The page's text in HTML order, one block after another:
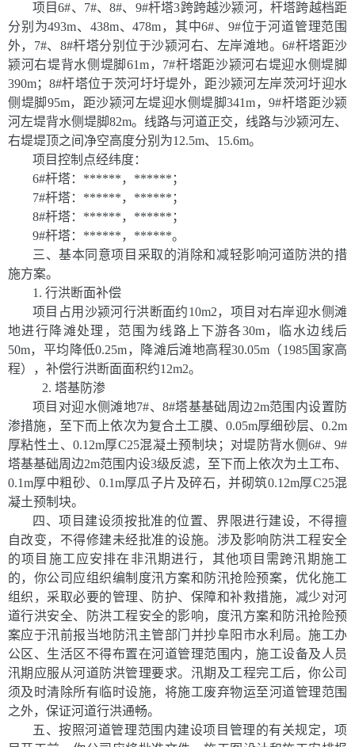
项目6#、7#、8#、9#杆塔3跨跨越沙颍河，杆塔跨越档距
分别为493m、438m、478m， 其中6#、9#位于河道管理范围
外， 7#、8#杆塔分别位于沙颍河右、左岸滩地。6#杆塔距沙
颍河右堤背水侧堤脚61m， 7#杆塔距沙颍河右堤迎水侧堤脚
390m； 8#杆塔位于茨河圩圩堤外，距沙颍河左岸茨河圩迎水
侧 堤脚95m， 距沙颍河左堤迎水侧堤脚341m，9#杆塔距沙颍
河左堤背水侧堤脚82m。线路与河道正交，线路与沙颍河左、
右堤堤顶之间 净空高度分别为12.5m、 15.6m。
项目控制点经纬度：
6#杆塔： ******， ****** ；
7#杆塔： ******， ****** ；
8#杆塔： ******， ****** ；
9#杆塔： ******， ******。
三 、基本同意项目采取的消除和减轻影响河道防洪的措
施方案。
1. 行洪断面补偿
项目占用沙颍河行洪断面约10m2，项目 对右岸迎水侧滩
地进行降滩处理， 范围为线路 上下游各30m，临水边线后
50m，平均降低0.25m，降滩后滩地高程30.05m（1985国家高
程）
， 补偿行洪断面面积约12m2。
2. 塔基防渗
项目对迎水侧滩地7#、8#塔基基础周边2m范围内设置 防
渗措施，至下而上依次为复合土工膜、 0.05m厚细砂层、0.2m
厚粘性土、 0.12m厚C25混凝土预制块 ；对堤防背水侧6#、9#
塔基基础周边2m范围内设3级反滤，至下而上依次为土工布、
0.1m厚中粗砂、 0.1m厚瓜子片及碎石，并砌筑0.12m厚C25混
凝土预制块。
四 、项目 建设须按批准的位置、界限进行建设，不得擅
自改变，不得修建未经批准的设施。涉及影响防洪工程安全
的项目施工应安排在非汛期进行，其他项目需跨汛期施工
的，你公司应组织编制度汛方案和防汛抢险预案，优化施工
组织，采取必要的管理、防护、保障和补救措施，减少对河
道行洪安全、防洪工程安全的影响，度汛方案和防汛抢险预
案应于汛前报当地防汛主管部门 并抄阜阳市水利局。施工办
公区、生活区不得布置在河道管理范围内，施工设备及人员
汛期应服从河道防洪管理要求。 汛期及工程完工后，你公司
须及时清除所有临时设施，将施工废弃物运至河道管理范围
之外，保证河道行洪通畅。
五 、按照河道管理范围内建设项目管理的有关规定，项